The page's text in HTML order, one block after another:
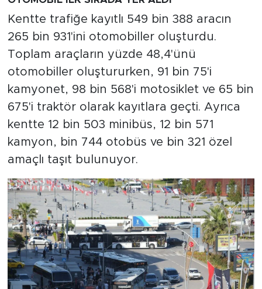
Kentte trafiğe kayıtlı 549 bin 388 aracın
265 bin 931'ini otomobiller oluşturdu.
Toplam araçların yüzde 48,4'ünü
otomobiller oluştururken, 91 bin 75'i
kamyonet, 98 bin 568'i motosiklet ve 65 bin
675'i traktör olarak kayıtlara geçti. Ayrıca
kentte 12 bin 503 minibüs, 12 bin 571
kamyon, bin 744 otobüs ve bin 321 özel
amaçlı taşıt bulunuyor.